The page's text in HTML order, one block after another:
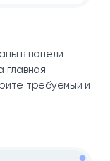
в панели
главная
требуемый и